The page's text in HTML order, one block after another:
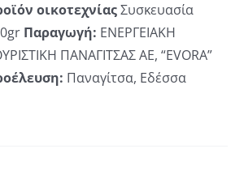
οικοτεχνίαςΣυσκευασία
Παραγωγή: ΕΝΕΡΓΕΙΑΚΗ
ΠΑΝΑΓΙΤΣΑΣ ΑΕ, “EVORA”
Παναγίτσα, Εδέσσα